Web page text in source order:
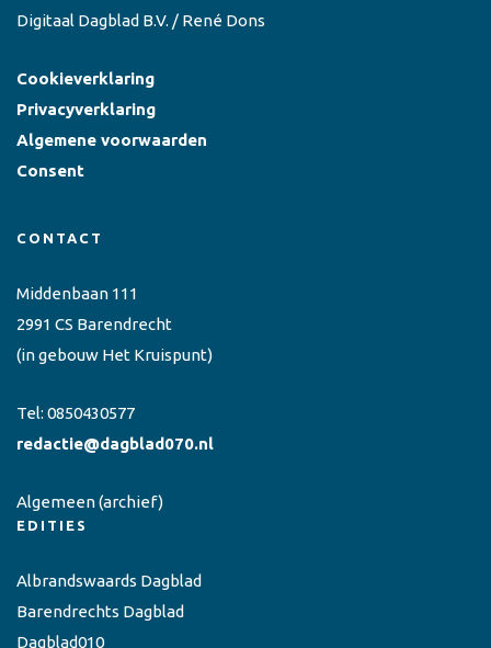
Digitaal Dagblad B.V. / René Dons
Cookieverklaring
Privacyverklaring
Algemene voorwaarden
Consent
CONTACT
Middenbaan 111
2991 CS Barendrecht
(in gebouw Het Kruispunt)
Tel: 0850430577
redactie@dagblad070.nl
Algemeen(archief)
EDITIES
Albrandswaards Dagblad
Barendrechts Dagblad
Dagblad010